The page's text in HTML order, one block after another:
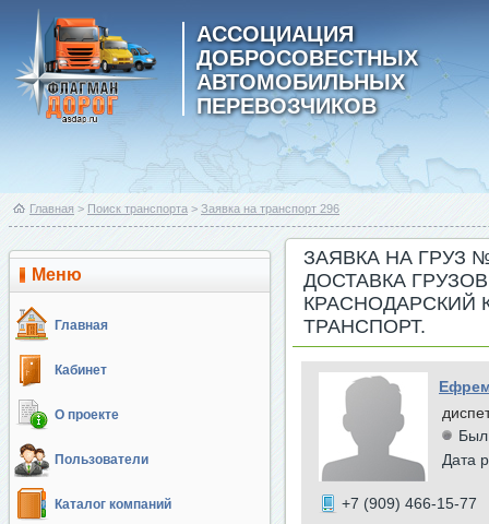
АССОЦИАЦИЯ
ДОБРОСОВЕСТНЫХ
АВТОМОБИЛЬНЫХ
ПЕРЕВОЗЧИКОВ
Главная > Поиск транспорта > Заявка на транспорт 296
Меню
Главная
Кабинет
О проекте
Пользователи
Каталог компаний
ЗАЯВКА НА ГРУЗ
ДОСТАВКА
КРАСНОДАРСКИЙ
ТРАНСПОРТ.
Был
Дата
+7 (909) 466-15-77